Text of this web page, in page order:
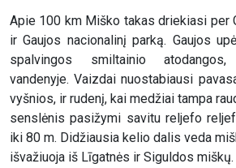
Apie 100 km Miško takas driekiasi per
ir Gaujos nacionalinį parką. Gaujos
spalvingos smiltainio
vandenyje. Vaizdai nuostabiausi
vyšnios, ir rudenį, kai medžiai tampa
senslėnis pasižymi savitu reljefo
iki 80 m. Didžiausia kelio dalis veda
išvažiuoja iš Līgatnės ir Siguldos miškų.